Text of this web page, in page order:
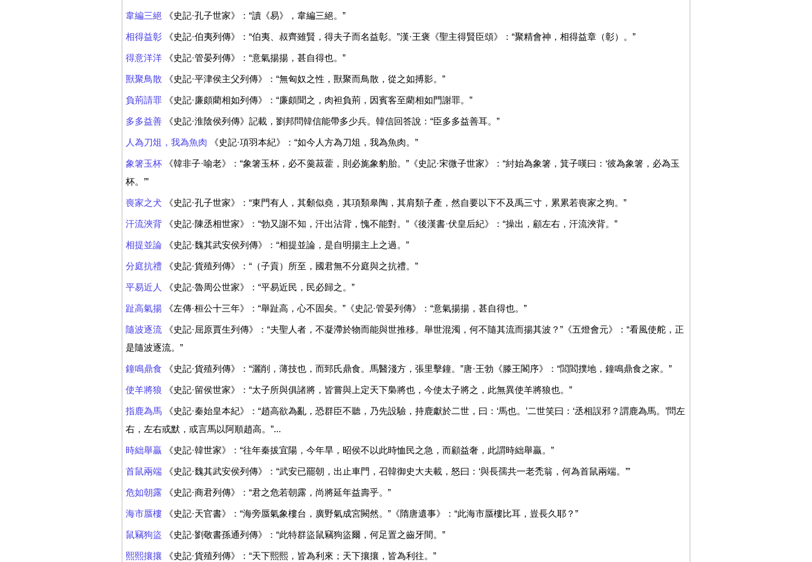
韋編三絕 《史記·孔子世家》：“讀《易》，韋編三絕。”
相得益彰《史記·伯夷列傳》：“伯夷、叔齊雖賢，得夫子而名益彰。”漢·王褒《聖主得賢臣頌》：“聚精會神，相得益章（彰）。”
得意洋洋《史記·管晏列傳》：“意氣揚揚，甚自得也。”
獸聚鳥散《史記·平津侯主父列傳》：“無匈奴之性，獸聚而鳥散，從之如搏影。”
負荊請罪《史記·廉頗藺相如列傳》：“廉頗聞之，肉袒負荊，因賓客至藺相如門謝罪。”
多多益善《史記·淮陰侯列傳》記載，劉邦問韓信能帶多少兵。韓信回答說：“臣多多益善耳。”
人為刀俎，我為魚肉 《史記·項羽本紀》：“如今人方為刀俎，我為魚肉。”
象箸玉杯《韓非子·喻老》：“象箸玉杯，必不羹菽藿，則必旄象豹胎。”《史記·宋微子世家》：“紂始為象箸，箕子嘆曰：‘彼為象箸，必為玉
杯。’”
喪家之犬 《史記·孔子世家》：“東門有人，其顙似堯，其項類皋陶，其肩類子產，然自要以下不及禹三寸，累累若喪家之狗。”
汗流浹背《史記·陳丞相世家》：“勃又謝不知，汗出沾背，愧不能對。”《後漢書·伏皇后紀》：“操出，顧左右，汗流浹背。”
相提並論 《史記·魏其武安侯列傳》：“相提並論，是自明揚主上之過。”
分庭抗禮 《史記·貨殖列傳》：“（子貢）所至，國君無不分庭與之抗禮。”
平易近人 《史記·魯周公世家》：“平易近民，民必歸之。”
趾高氣揚《左傳·桓公十三年》：“舉趾高，心不固矣。”《史記·管晏列傳》：“意氣揚揚，甚自得也。”
隨波逐流《史記·屈原賈生列傳》：“夫聖人者，不凝滯於物而能與世推移。舉世混濁，何不隨其流而揚其波？”《五燈會元》：“看風使舵，正
是隨波逐流。”
鐘鳴鼎食 《史記·貨殖列傳》：“灑削，薄技也，而郅氏鼎食。馬醫淺方，張里擊鐘。”唐·王勃《滕王閣序》：“閭閻撲地，鐘鳴鼎食之家。”
使羊將狼 《史記·留侯世家》：“太子所與俱諸將，皆嘗與上定天下梟將也，今使太子將之，此無異使羊將狼也。”
指鹿為馬《史記·秦始皇本紀》：“趙高欲為亂，恐群臣不聽，乃先設驗，持鹿獻於二世，曰：‘馬也。’二世笑曰：‘丞相誤邪？謂鹿為馬。’問左
右，左右或默，或言馬以阿順趙高。”...
時絀舉贏 《史記·韓世家》：“往年秦拔宜陽，今年旱，昭侯不以此時恤民之急，而顧益奢，此謂時絀舉贏。”
首鼠兩端 《史記·魏其武安侯列傳》：“武安已罷朝，出止車門，召韓御史大夫載，怒曰：‘與長孺共一老禿翁，何為首鼠兩端。’”
危如朝露 《史記·商君列傳》：“君之危若朝露，尚將延年益壽乎。”
海市蜃樓《史記·天官書》：“海旁蜃氣象樓台，廣野氣成宮闕然。”《隋唐遺事》：“此海市蜃樓比耳，豈長久耶？”
鼠竊狗盜 《史記·劉敬書孫通列傳》：“此特群盜鼠竊狗盜爾，何足置之齒牙間。”
熙熙攘攘 《史記·貨殖列傳》：“天下熙熙，皆為利來；天下攘攘，皆為利往。”